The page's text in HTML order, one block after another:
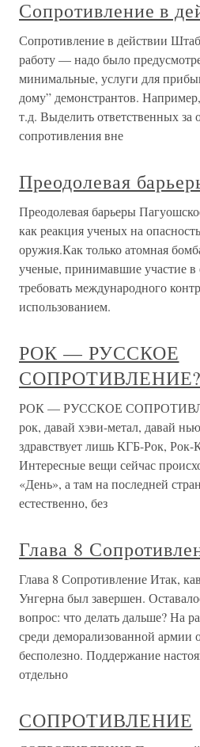
Сопротивление в
Сопротивление в действии
работу — надо было
минимальные, услуги для
дому” демонстрантов.
т.д. Выделить ответственных за
сопротивления вне
Преодолевая
Преодолевая барьеры
как реакция ученых на
оружия.Как только атомная
ученые, принимавшие участие в
требовать международного
использованием.
РОК — РУССКОЕ
СОПРОТИВЛЕНИЕ?
РОК — РУССКОЕ
рок, давай хэви-метал, давай
здравствует лишь КГБ-Рок,
Интересные вещи сейчас
«День», а там на последней
естественно, без
Глава 8
Глава 8 Сопротивление Итак,
Унгерна был завершен.
вопрос: что делать дальше? На
среди деморализованной армии
бесполезно. Поддержание
отдельно
СОПРОТИВЛЕНИЕ